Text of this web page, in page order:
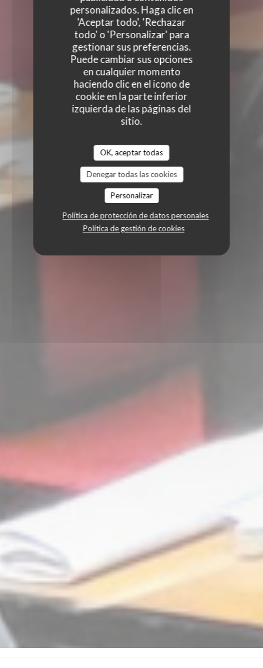
personalizados. Haga clic en
'Aceptar todo', 'Rechazar
todo' o 'Personalizar' para
gestionar sus preferencias.
Puede cambiar sus opciones
en cualquier momento
haciendo clic en el icono de
cookie en la parte inferior
izquierda de las páginas del
sitio.
OK, aceptar todas
Denegar todas las cookies
Personalizar
Política de protección de datos personales
Política de gestión de cookies